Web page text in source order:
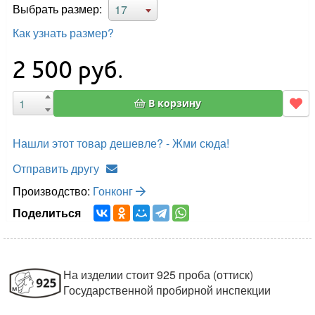
Выбрать размер:
17
Как узнать размер?
2 500 руб.
В корзину
Нашли этот товар дешевле? - Жми сюда!
Отправить другу
Производство: Гонконг
Поделиться
На изделии стоит 925 проба (оттиск)
Государственной пробирной инспекции